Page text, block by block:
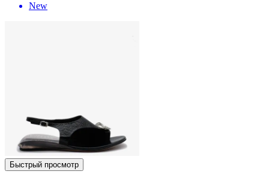
New
Быстрый просмотр